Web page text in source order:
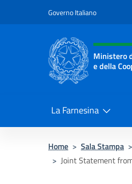
Governo Italiano
Intestazione
Ministero
e della
La Farnesina
Home > Sala Stampa >
> Joint Statement